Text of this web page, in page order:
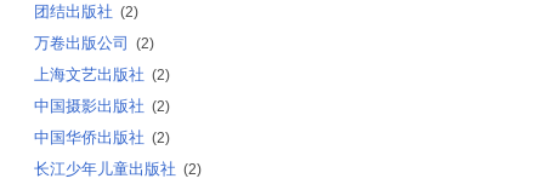
团结出版社 (2)
万卷出版公司 (2)
上海文艺出版社 (2)
中国摄影出版社 (2)
中国华侨出版社 (2)
长江少年儿童出版社 (2)